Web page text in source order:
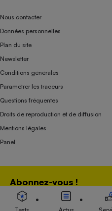
Abonnez-vous !
Bénéficiez d'une expertise
une association 100 %
Nous contacter
Données personnelles
Plan du site
Newsletter
Conditions générales
Paramétrer les traceurs
Questions fréquentes
Droits de reproduction et de diffusion
Mentions légales
Panel
Association indépendante de l’État,
distributeurs depuis 1951.